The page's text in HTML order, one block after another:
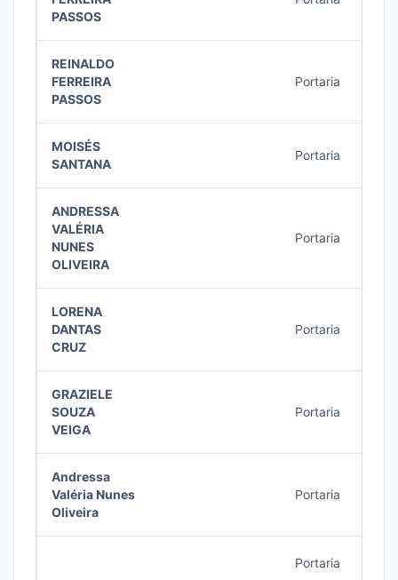
PASSOS
REINALDO
FERREIRA
PASSOS
Portaria
MOISÉS
SANTANA
Portaria
ANDRESSA
VALÉRIA
NUNES
OLIVEIRA
Portaria
LORENA
DANTAS
CRUZ
Portaria
GRAZIELE
SOUZA
VEIGA
Portaria
Andressa
Valéria Nunes
Oliveira
Portaria
Portaria